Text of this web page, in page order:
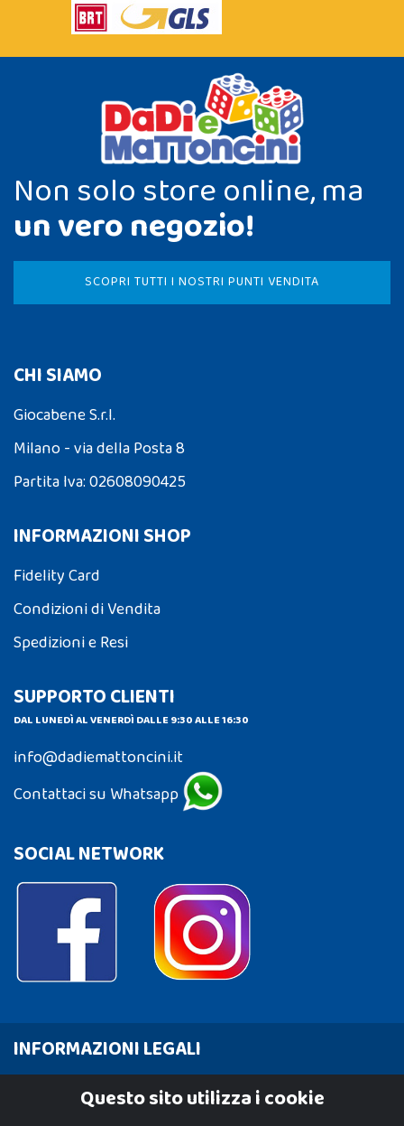
Non solo store online, ma
un vero negozio!
SCOPRI TUTTI I NOSTRI PUNTI VENDITA
CHI SIAMO
Giocabene S.r.l.
Milano - via della Posta 8
Partita Iva: 02608090425
INFORMAZIONI SHOP
Fidelity Card
Condizioni di Vendita
Spedizioni e Resi
SUPPORTO CLIENTI
DAL LUNEDÌ AL VENERDÌ DALLE 9:30 ALLE 16:30
info@dadiemattoncini.it
Contattaci su Whatsapp
SOCIAL NETWORK
INFORMAZIONI LEGALI
Cookie PolicyQuesto sito utilizza i cookie